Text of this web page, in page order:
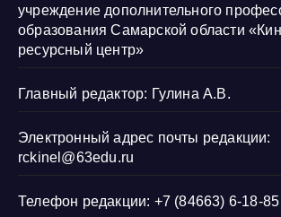
учреждение дополнительного
образования Самарской области
ресурсный центр»
Главный редактор: Гулина А.В.
Электронный адрес почты редакции:
rckinel@63edu.ru
Телефон редакции: +7 (84663) 6-18-85